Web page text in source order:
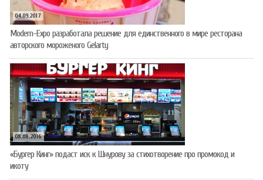
04.09.2017
Modern-Expo разработала решение для единственного в мире ресторана
авторского мороженого Gelarty
08.08.2016
«Бургер Кинг» подаст иск к Шнурову за стихотворение про промокод и
икоту